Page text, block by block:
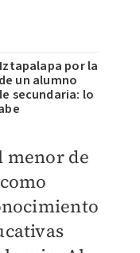
por la
un alumno
secundaria: lo
menor de